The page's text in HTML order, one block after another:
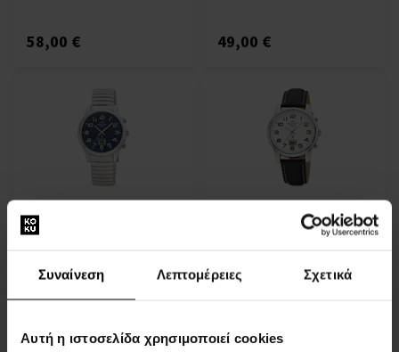
Συναίνεση Λεπτομέρειες Σχετικά
Αυτή η ιστοσελίδα χρησιμοποιεί cookies
58,00 € 49,00 €
32M Ladies Radio-
12L Radio-Controlled Mens